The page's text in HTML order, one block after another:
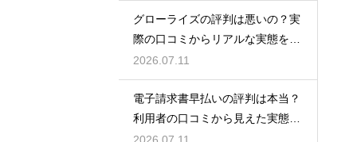
グローライズの評判は悪いの？実
際の口コミからリアルな実態を検
証！
2026.07.11
電子請求書早払いの評判は本当？
利用者の口コミから見えた実態を
検証